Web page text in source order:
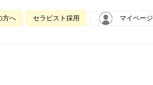
方へ セラピスト採用 マイページ